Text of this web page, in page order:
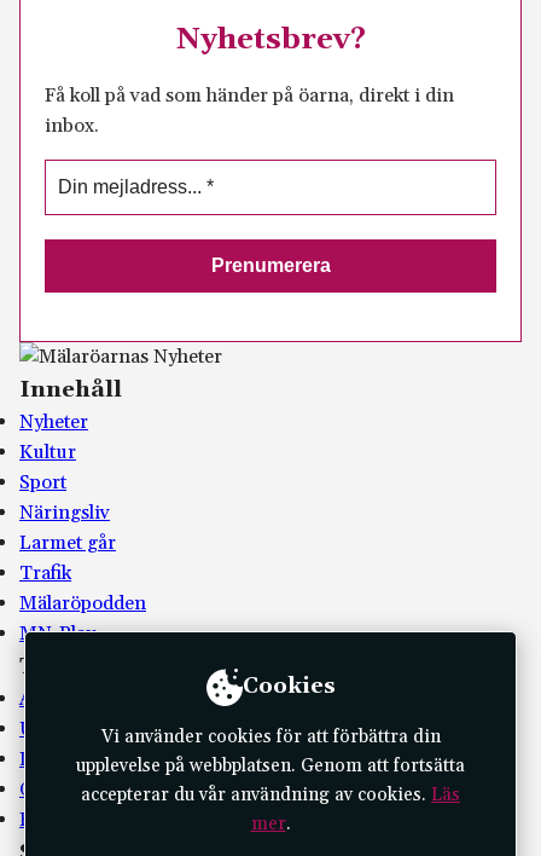
Nyhetsbrev?
Få koll på vad som händer på öarna, direkt i din
inbox.
Innehåll
Nyheter
Kultur
Sport
Näringsliv
Larmet går
Trafik
Mälaröpodden
MN-Play
Tidningen
Annonsera
Utgivningsplan
Kontakta oss
Om oss
E-tidningar
Cookies
Vi använder cookies för att förbättra din
upplevelse på webbplatsen. Genom att fortsätta
accepterar du vår användning av cookies. Läs
mer.